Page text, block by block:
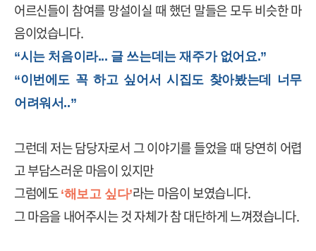
어르신들이 참여를 망설이실 때 했던 말들은 모두 비슷한 마
음이었습니다.
“시는 처음이라... 글 쓰는데는 재주가 없어요.”
“이번에도 꼭 하고 싶어서 시집도 찾아봤는데 너무
어려워서..”
그런데 저는 담당자로서 그 이야기를 들었을 때 당연히 어렵
고 부담스러운 마음이 있지만
그럼에도 ‘해보고 싶다’라는 마음이 보였습니다.
그 마음을 내어주시는 것 자체가 참 대단하게 느껴졌습니다.